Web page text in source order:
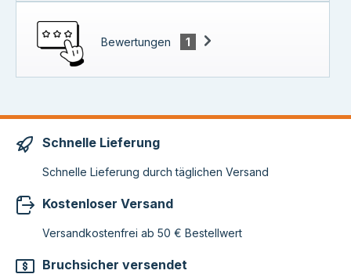
Bewertungen 1
Schnelle Lieferung
Schnelle Lieferung durch täglichen Versand
Kostenloser Versand
Versandkostenfrei ab 50 € Bestellwert
Bruchsicher versendet